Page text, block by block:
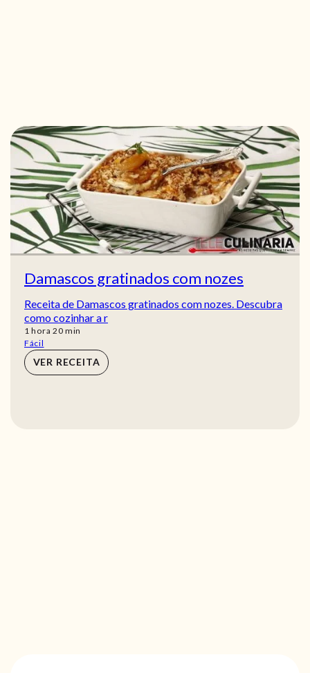
Damascos gratinados com nozes
Receita de Damascos gratinados com nozes. Descubra
como cozinhar a r
1 hora
hora 20min
min
Fácil
VER RECEITA